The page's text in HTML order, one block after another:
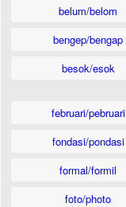
belum/belom
bengep/bengap
besok/esok
februari/pebruari
fondasi/pondasi
formal/formil
foto/photo